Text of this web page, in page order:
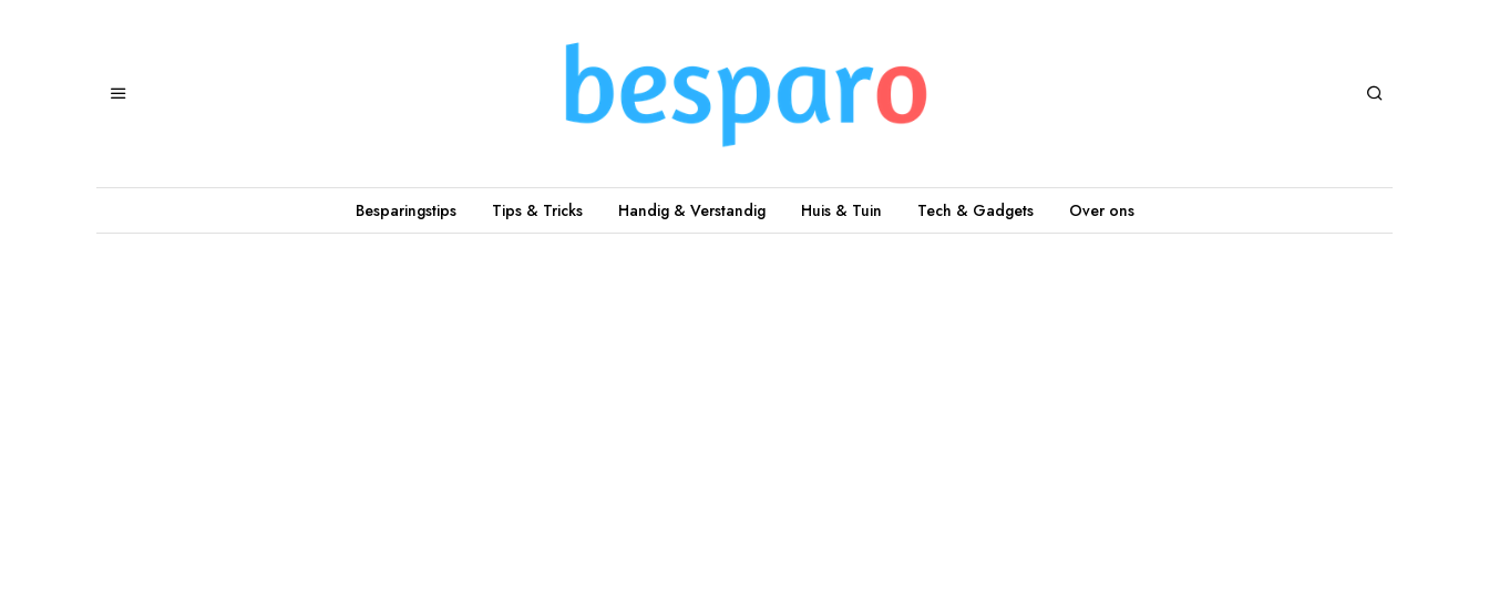
Besparingstips Tips & Tricks Handig & Verstandig Huis & Tuin Tech & Gadgets Over ons